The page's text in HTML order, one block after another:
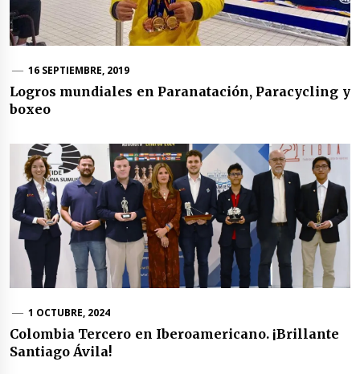
16 SEPTIEMBRE, 2019
Logros mundiales en Paranatación, Paracycling y
boxeo
1 OCTUBRE, 2024
Colombia Tercero en Iberoamericano. ¡Brillante
Santiago Ávila!